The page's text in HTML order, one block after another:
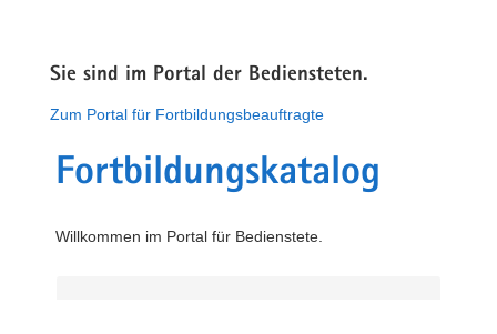
Sie sind im Portal der Bediensteten.
Zum Portal für Fortbildungsbeauftragte
Fortbildungskatalog
Willkommen im Portal für Bedienstete.